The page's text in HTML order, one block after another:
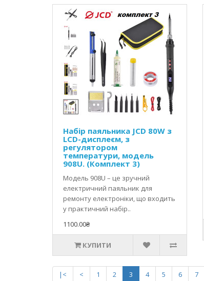
Набір паяльника JCD 80W з
LCD-дисплеєм, з
регулятором
температури, модель
908U. (Комплект 3)
Модель 908U – це зручний
електричний паяльник для
ремонту електроніки, що входить
у практичний набір..
1100.00₴
КУПИТИ
|< < 1 2 3 4 5 6 7